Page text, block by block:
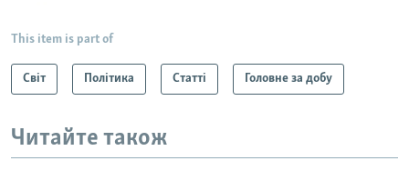
This item is part of
Світ Політика Статті Головне за добу
Читайте також